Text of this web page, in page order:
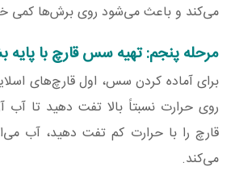
می‌کند و باعث می‌شود روی برش‌ها کمی
مرحله پنجم: تهیه سس قارچ با پایه
برای آماده کردن سس، اول قارچ‌های
روی حرارت نسبتاً بالا تفت دهید تا آب
قارچ را با حرارت کم تفت دهید، آب
می‌کند.